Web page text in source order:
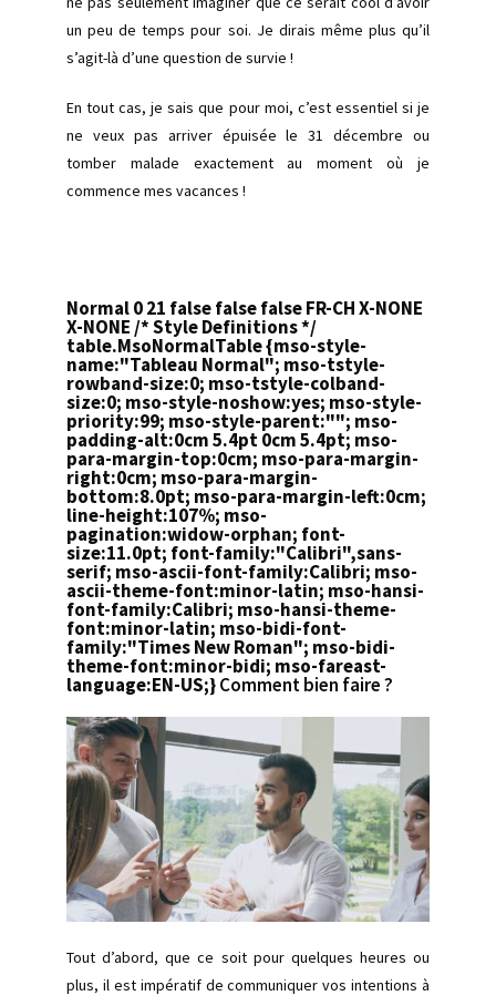
un peu de temps pour soi. Je dirais même plus qu’il
s’agit-là d’une question de survie !
En tout cas, je sais que pour moi, c’est essentiel si je
ne veux pas arriver épuisée le 31 décembre ou
tomber malade exactement au moment où je
commence mes vacances !
Normal 0 21 false false false FR-CH X-NONE
X-NONE /* Style Definitions */
table.MsoNormalTable {mso-style-
name:"Tableau Normal"; mso-tstyle-
rowband-size:0; mso-tstyle-colband-
size:0; mso-style-noshow:yes; mso-style-
priority:99; mso-style-parent:""; mso-
padding-alt:0cm 5.4pt 0cm 5.4pt; mso-
para-margin-top:0cm; mso-para-margin-
right:0cm; mso-para-margin-
bottom:8.0pt; mso-para-margin-left:0cm;
line-height:107%; mso-
pagination:widow-orphan; font-
size:11.0pt; font-family:"Calibri",sans-
serif; mso-ascii-font-family:Calibri; mso-
ascii-theme-font:minor-latin; mso-hansi-
font-family:Calibri; mso-hansi-theme-
font:minor-latin; mso-bidi-font-
family:"Times New Roman"; mso-bidi-
theme-font:minor-bidi; mso-fareast-
language:EN-US;}Comment bien faire ?
Tout d’abord, que ce soit pour quelques heures ou
plus, il est impératif de communiquer vos intentions à